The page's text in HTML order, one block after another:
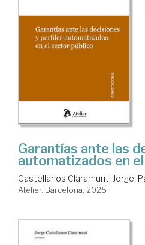
Garantías ante las
automatizados en
Castellanos Claramunt, Jorge;
Atelier. Barcelona, 2025